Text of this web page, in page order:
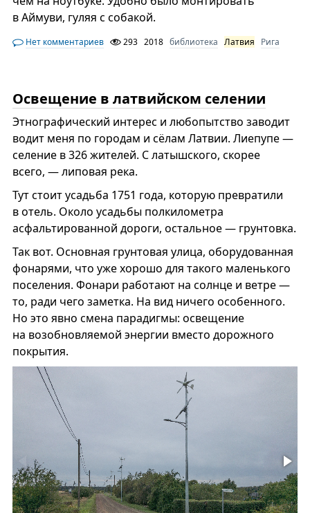
в Аймуви, гуляя с собакой.
Нет комментариев 293 2018 библиотека Латвия Рига
Освещение в латвийском селении
Этнографический интерес и любопытство заводит
водит меня по городам и сёлам Латвии. Лиепупе —
селение в 326 жителей. С латышского, скорее
всего, — липовая река.
Тут стоит усадьба 1751 года, которую превратили
в отель. Около усадьбы полкилометра
асфальтированной дороги, остальное — грунтовка.
Так вот. Основная грунтовая улица, оборудованная
фонарями, что уже хорошо для такого маленького
поселения. Фонари работают на солнце и ветре —
то, ради чего заметка. На вид ничего особенного.
Но это явно смена парадигмы: освещение
на возобновляемой энергии вместо дорожного
покрытия.